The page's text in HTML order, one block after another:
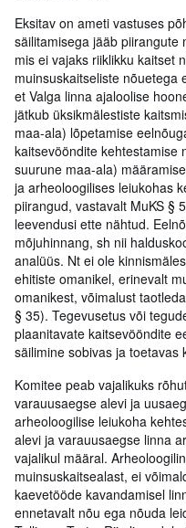
Eksitav on ameti vastuses
säilitamisega jääb piirangute
mis ei vajaks riiklikku kaitset
muinsuskaitseliste nõuetega
et Valga linna ajaloolise
jätkub üksikmälestiste
maa-ala) lõpetamise
kaitsevööndite kehtestamise
suurune maa-ala)
ja arheoloogilises leiukohas
piirangud, vastavalt MuKS §
leevendusi ette nähtud.
mõjuhinnang, sh nii
analüüs. Nt ei ole
ehitiste omanikel, erinevalt
omanikest, võimalust
§ 35). Tegevusetus või
plaanitavate kaitsevööndite
säilimine sobivas ja toetavas
Komitee peab vajalikuks
varauusaegse alevi ja
arheoloogilise leiukoha
alevi ja varauusaegse linna
vajalikul määral.
muinsuskaitsealast, ei
kaevetööde kavandamisel
ennetavalt nõu ega nõuda